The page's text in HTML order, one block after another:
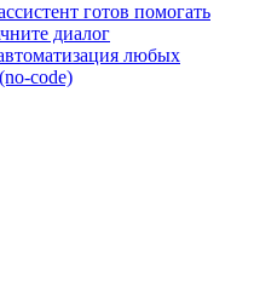
готов помогать
диалог
любых
code)